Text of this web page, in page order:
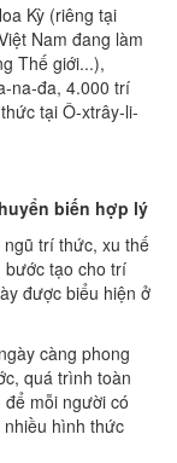
Kỳ (riêng tại
Nam đang làm
Thế giới...),
na-đa, 4.000 trí
tại Ô-xtrây-li-
biến hợp lý
trí thức, xu thế
bước tạo cho trí
được biểu hiện ở
càng phong
quá trình toàn
mỗi người có
hình thức